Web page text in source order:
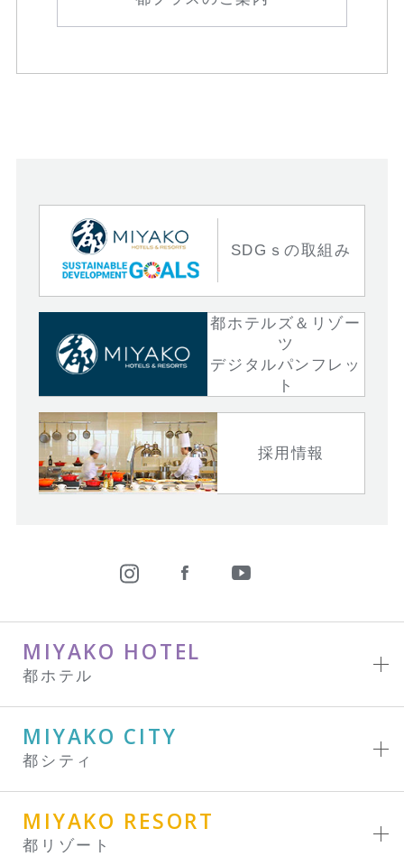
SDGｓの取組み
都ホテルズ＆リゾー
ツ
デジタルパンフレッ
ト
採用情報
MIYAKO HOTEL
都ホテル
MIYAKO CITY
都シティ
MIYAKO RESORT
都リゾート